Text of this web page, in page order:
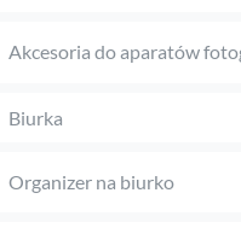
Akcesoria do aparatów
Biurka
Organizer na biurko